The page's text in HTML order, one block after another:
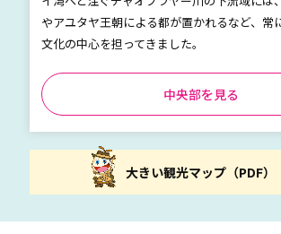
やアユタヤ王朝による都が置かれるなど、常
文化の中心を担ってきました。
中央部を見る
大きい観光マップ（PDF）